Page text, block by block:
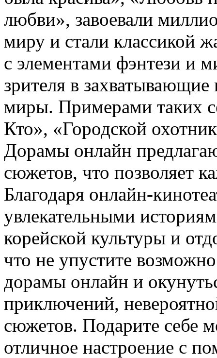
любви», завоевали
миру и стали классикой
с элементами фэнтези и
зрителя в
миры. Примерами таких
Кто», «Городской
Дорамы онлайн
сюжетов, что позволяет
Благодаря онлайн-
увлекательными
корейской культуры и
что не упустите
дорамы онлайн и
приключений,
сюжетов. Подарите себе
отличное настроение с